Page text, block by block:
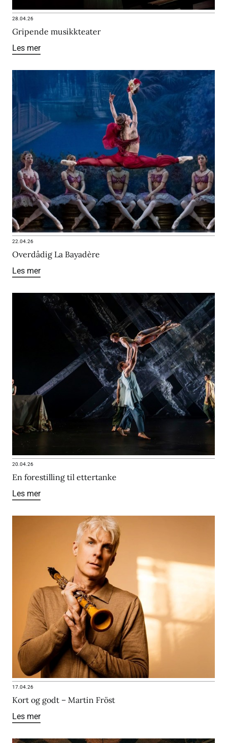
28.04.26
Gripende musikkteater
Les mer
22.04.26
Overdådig La Bayadère
Les mer
20.04.26
En forestilling til ettertanke
Les mer
17.04.26
Kort og godt – Martin Fröst
Les mer